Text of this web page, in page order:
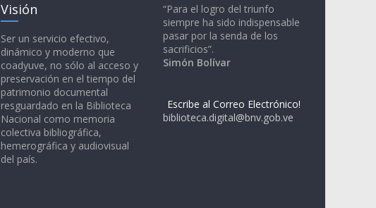
Visión
Ser un servicio efectivo,
dinámico y moderno que
coadyuve, no sólo al acceso y
preservación en el tiempo del
patrimonio documental
resguardado en la Biblioteca
Nacional como memoria
colectiva bibliográfica,
hemerográfica y audiovisual
del país.
“Para el logro del triunfo
siempre ha sido indispensable
pasar por la senda de los
sacrificios”.
Simón Bolívar
Escribe al Correo Electrónico!
biblioteca.digital@bnv.gob.ve